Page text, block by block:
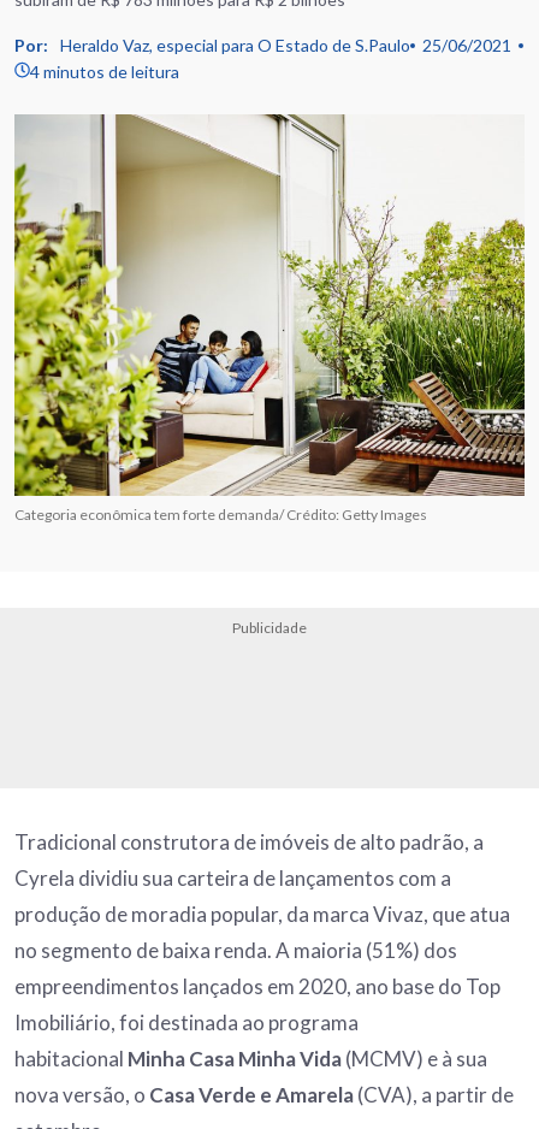
Por: Heraldo Vaz, especial para O Estado de S.Paulo
25/06/2021
4 minutos de leitura
Categoria econômica tem forte demanda/ Crédito: Getty Images
Publicidade
Tradicional construtora de imóveis de alto padrão, a
Cyrela dividiu sua carteira de lançamentos com a
produção de moradia popular, da marca Vivaz, que atua
no segmento de baixa renda. A maioria (51%) dos
empreendimentos lançados em 2020, ano base do Top
Imobiliário, foi destinada ao programa
habitacional Minha Casa Minha Vida(MCMV) e à sua
nova versão, o Casa Verde e Amarela(CVA), a partir de